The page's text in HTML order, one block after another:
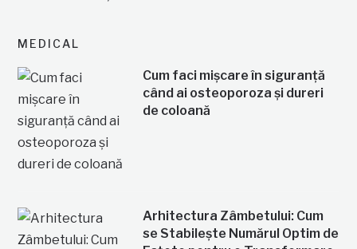
MEDICAL
Cum faci mișcare în siguranță
când ai osteoporoza și dureri
de coloană
Arhitectura Zâmbetului: Cum
se Stabilește Numărul Optim de